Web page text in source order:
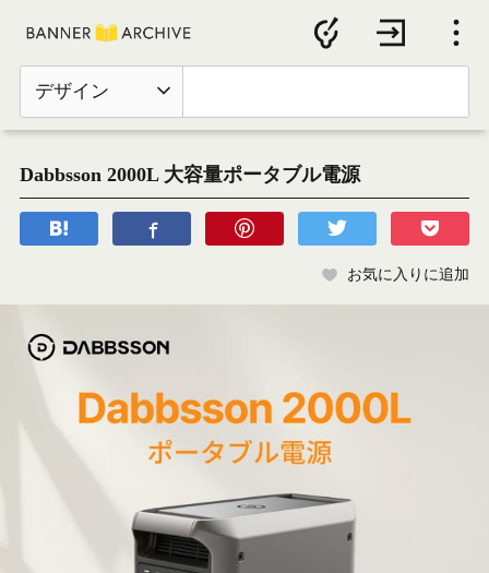
デザイン
Dabbsson 2000L 大容量ポータブル電源
お気に入りに追加